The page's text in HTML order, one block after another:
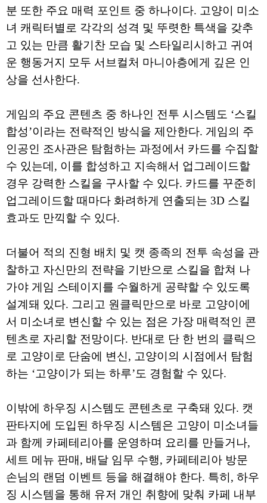
분 또한 주요 매력 포인트 중 하나이다. 고양이 미소
녀 캐릭터별로 각각의 성격 및 뚜렷한 특색을 갖추
고 있는 만큼 활기찬 모습 및 스타일리시하고 귀여
운 행동거지 모두 서브컬처 마니아층에게 깊은 인
상을 선사한다.
게임의 주요 콘텐츠 중 하나인 전투 시스템도 ‘스킬
합성’이라는 전략적인 방식을 제안한다. 게임의 주
인공인 조사관은 탐험하는 과정에서 카드를 수집할
수 있는데, 이를 합성하고 지속해서 업그레이드할
경우 강력한 스킬을 구사할 수 있다. 카드를 꾸준히
업그레이드할 때마다 화려하게 연출되는 3D 스킬
효과도 만끽할 수 있다.
더불어 적의 진형 배치 및 캣 종족의 전투 속성을 관
찰하고 자신만의 전략을 기반으로 스킬을 합쳐 나
가야 게임 스테이지를 수월하게 공략할 수 있도록
설계돼 있다. 그리고 원클릭만으로 바로 고양이에
서 미소녀로 변신할 수 있는 점은 가장 매력적인 콘
텐츠로 자리할 전망이다. 반대로 단 한 번의 클릭으
로 고양이로 단숨에 변신, 고양이의 시점에서 탐험
하는 ‘고양이가 되는 하루’도 경험할 수 있다.
이밖에 하우징 시스템도 콘텐츠로 구축돼 있다. 캣
판타지에 도입된 하우징 시스템은 고양이 미소녀들
과 함께 카페테리아를 운영하며 요리를 만들거나,
세트 메뉴 판매, 배달 임무 수행, 카페테리아 방문
손님의 랜덤 이벤트 등을 해결해야 한다. 특히, 하우
징 시스템을 통해 유저 개인 취향에 맞춰 카페 내부